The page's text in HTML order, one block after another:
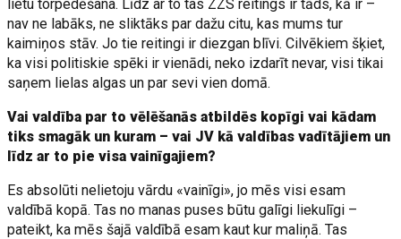
lietu torpedēšana. Līdz ar to tas ZZS reitings ir tāds, kā ir –
nav ne labāks, ne sliktāks par dažu citu, kas mums tur
kaimiņos stāv. Jo tie reitingi ir diezgan blīvi. Cilvēkiem šķiet,
ka visi politiskie spēki ir vienādi, neko izdarīt nevar, visi tikai
saņem lielas algas un par sevi vien domā.
Vai valdība par to vēlēšanās atbildēs kopīgi vai kādam
tiks smagāk un kuram – vai JV kā valdības vadītājiem un
līdz ar to pie visa vainīgajiem?
Es absolūti nelietoju vārdu «vainīgi», jo mēs visi esam
valdībā kopā. Tas no manas puses būtu galīgi liekulīgi –
pateikt, ka mēs šajā valdībā esam kaut kur maliņā. Tas